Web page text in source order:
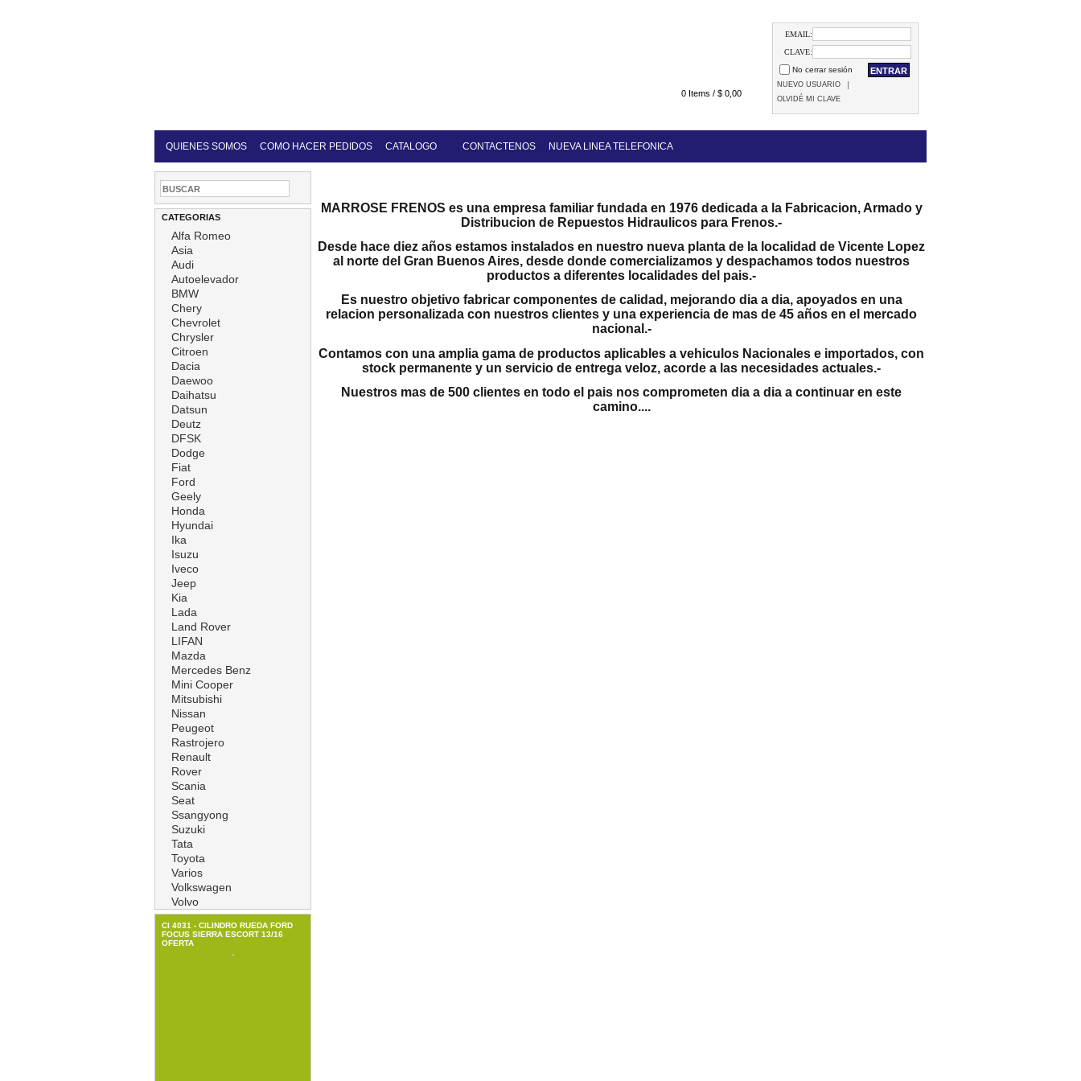
EMAIL:
CLAVE:
No cerrar sesión
NUEVO USUARIO |
OLVIDÉ MI CLAVE
0 Items / $ 0,00
QUIENES SOMOS COMO HACER PEDIDOS CATALOGO CONTACTENOS NUEVA LINEA TELEFONICA
CATEGORIAS
Alfa Romeo
Asia
Audi
Autoelevador
BMW
Chery
Chevrolet
Chrysler
Citroen
Dacia
Daewoo
Daihatsu
Datsun
Deutz
DFSK
Dodge
Fiat
Ford
Geely
Honda
Hyundai
Ika
Isuzu
Iveco
Jeep
Kia
Lada
Land Rover
LIFAN
Mazda
Mercedes Benz
Mini Cooper
Mitsubishi
Nissan
Peugeot
Rastrojero
Renault
Rover
Scania
Seat
Ssangyong
Suzuki
Tata
Toyota
Varios
Volkswagen
Volvo
CI 4031 - CILINDRO RUEDA FORD
FOCUS SIERRA ESCORT 13/16
OFERTA
MARROSE FRENOS es una empresa familiar fundada en 1976 dedicada a la Fabricacion, Armado y
Distribucion de Repuestos Hidraulicos para Frenos.-
Desde hace diez años estamos instalados en nuestro nueva planta de la localidad de Vicente Lopez
al norte del Gran Buenos Aires, desde donde comercializamos y despachamos todos nuestros
productos a diferentes localidades del pais.-
Es nuestro objetivo fabricar componentes de calidad, mejorando dia a dia, apoyados en una
relacion personalizada con nuestros clientes y una experiencia de mas de 45 años en el mercado
nacional.-
Contamos con una amplia gama de productos aplicables a vehiculos Nacionales e importados, con
stock permanente y un servicio de entrega veloz, acorde a las necesidades actuales.-
Nuestros mas de 500 clientes en todo el pais nos comprometen dia a dia a continuar en este
camino....